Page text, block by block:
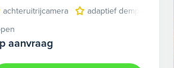
audio installatie premium cruise control
achteruitrijcamera
adaptief demping
aanvraag